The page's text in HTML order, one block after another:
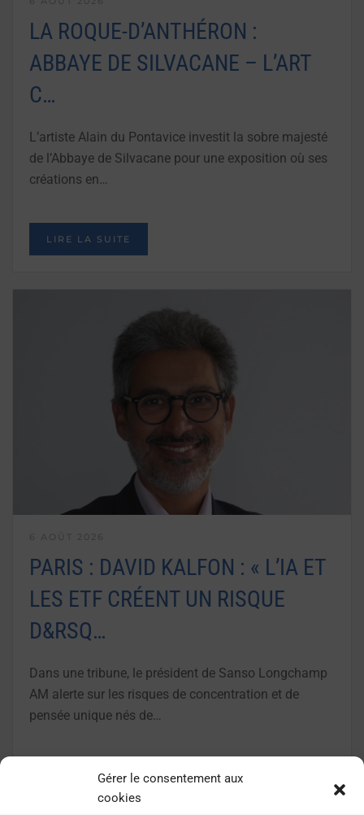
Gérer le consentement aux
cookies
LA ROQUE-D’ANTHÉRON :
ABBAYE DE SILVACANE – L’ART
C…
L’artiste Alain du Pontavice investit la sobre majesté
de l’Abbaye de Silvacane pour une exposition où ses
créations en…
LIRE LA SUITE
PARIS : DAVID KALFON : « L’IA ET
LES ETF CRÉENT UN RISQUE
D&RSQ…
Dans une tribune, le président de Sanso Longchamp
AM alerte sur les risques de concentration et de
pensée unique nés de…
LIRE LA SUITE